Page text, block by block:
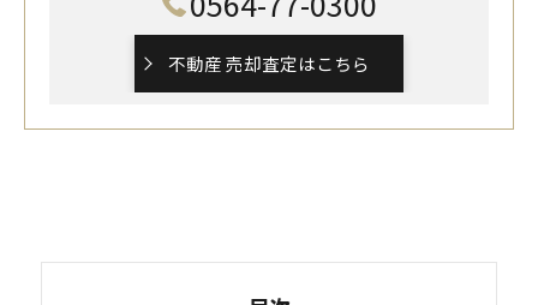
不動産 売却査定はこちら